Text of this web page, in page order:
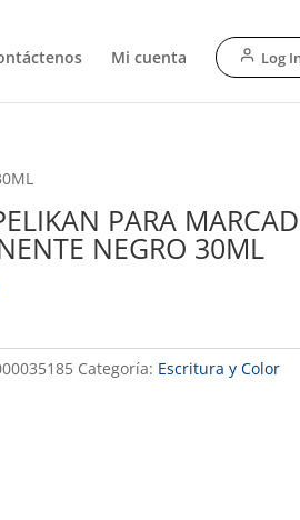
Mi cuenta Log
PARA
NEGRO 30ML
Categoría: Escritura y Color